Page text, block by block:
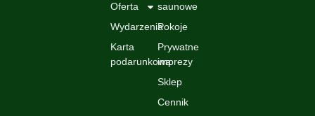
saunowe
Pokoje
Prywatne
imprezy
Sklep
Cennik
Oferta
Wydarzenia
Karta
podarunkowa